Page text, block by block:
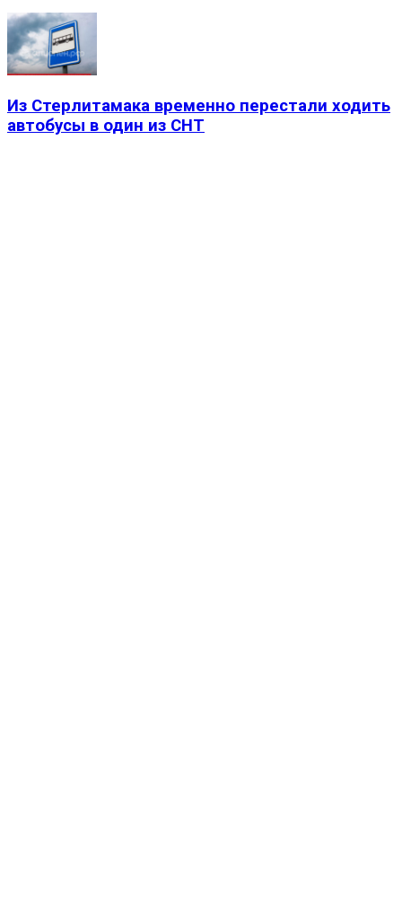
Из Стерлитамака временно перестали ходить
автобусы в один из СНТ